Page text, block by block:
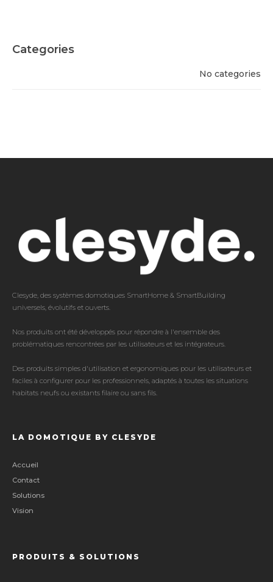
Categories
No categories
Clesyde, des systèmes domotiques SmartHome & SmartBuilding
universels, évolutifs et ouverts.
Nos produits ont été développés pour répondre à l'ensemble des
problématiques rencontrées par les utilisateurs et les intégrateurs.
Des produits simples d'utilisation et ergonomiques pour les utilisateurs et
faciles à configurer pour les professionnels, adaptés à toutes les situations
habitats neufs ou existants filaire ou sans fils.
LA DOMOTIQUE BY CLESYDE
Accueil
Contact
Solutions
Vision
PRODUITS & SOLUTIONS